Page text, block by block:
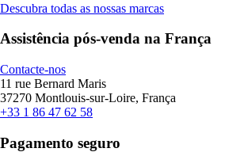
Descubra todas as nossas marcas
Assistência pós-venda na França
Contacte-nos
11 rue Bernard Maris
37270 Montlouis-sur-Loire, França
+33 1 86 47 62 58
Pagamento seguro